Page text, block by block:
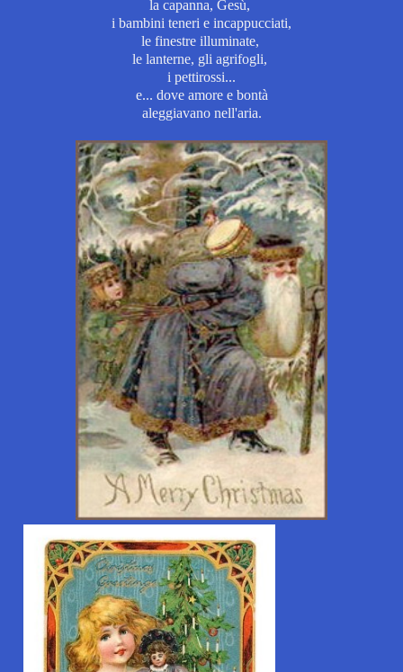
la capanna, Gesù,
i bambini teneri e incappucciati,
le finestre illuminate,
le lanterne, gli agrifogli,
i pettirossi...
e... dove amore e bontà
aleggiavano nell'aria.